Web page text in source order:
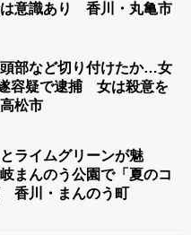
意識あり 香川・丸亀市
部など切り付けたか…女
容疑で逮捕 女は殺意を
松市
ライムグリーンが魅
まんのう公園で「夏のコ
香川・まんのう町